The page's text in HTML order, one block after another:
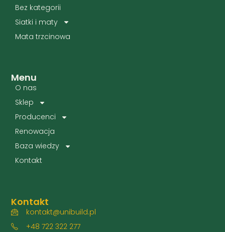
Menu
O nas
Sklep
Producenci
Renowacja
Baza wiedzy
Kontakt
Bez kategorii
Siatki i maty
Mata trzcinowa
Kontakt
kontakt@unibuild.pl
+48 722 322 277